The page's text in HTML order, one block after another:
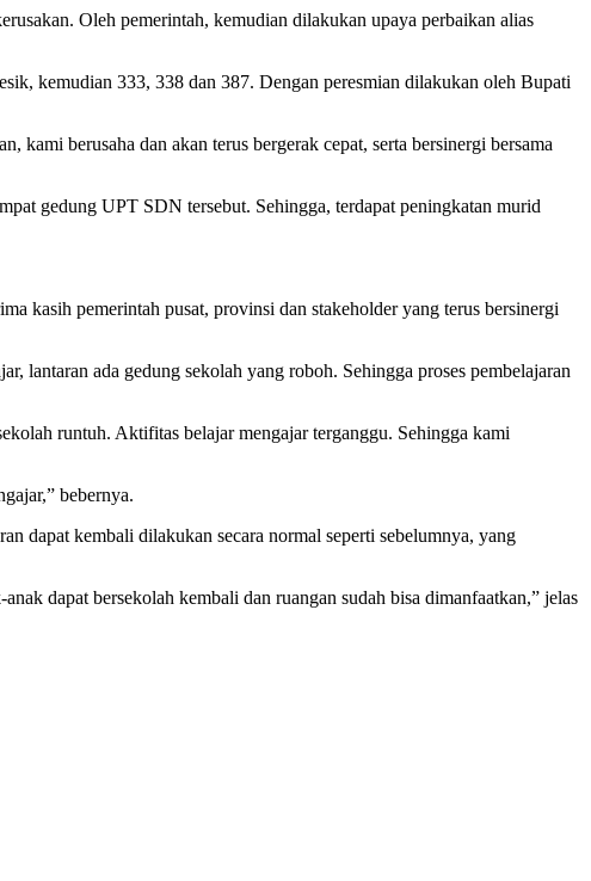
Oleh pemerintah, kemudian dilakukan upaya perbaikan alias
kemudian 333, 338 dan 387. Dengan peresmian dilakukan oleh Bupati
berusaha dan akan terus bergerak cepat, serta bersinergi bersama
gedung UPT SDN tersebut. Sehingga, terdapat peningkatan murid
kasih pemerintah pusat, provinsi dan stakeholder yang terus bersinergi
lantaran ada gedung sekolah yang roboh. Sehingga proses pembelajaran
runtuh. Aktifitas belajar mengajar terganggu. Sehingga kami
bebernya.
dapat kembali dilakukan secara normal seperti sebelumnya, yang
dapat bersekolah kembali dan ruangan sudah bisa dimanfaatkan,” jelas